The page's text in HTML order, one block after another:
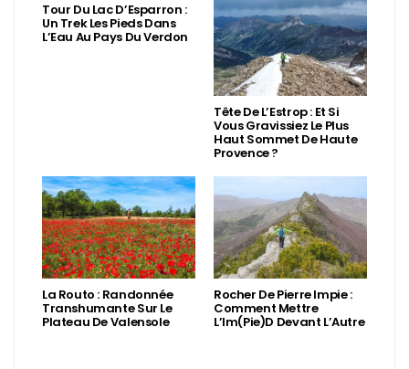
Tour Du Lac D’Esparron :
Un Trek Les Pieds Dans
L’Eau Au Pays Du Verdon
Tête De L’Estrop : Et Si
Vous Gravissiez Le Plus
Haut Sommet De Haute
Provence ?
La Routo : Randonnée
Transhumante Sur Le
Plateau De Valensole
Rocher De Pierre Impie :
Comment Mettre
L’Im(Pie)d Devant L’Autre